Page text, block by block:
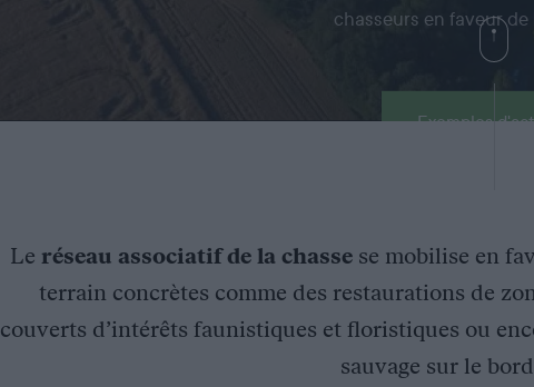
chasseurs en faveur
Exemples
Le réseau associatif de la chassese mobilise en
terrain concrètes comme des restaurations de
couverts d’intérêts faunistiques et floristiques ou
sauvage sur le